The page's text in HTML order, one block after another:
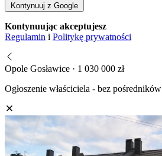
Kontynuuj z Google
Kontynuując akceptujesz
Regulamin i Politykę prywatności
Opole Gosławice · 1 030 000 zł
Ogłoszenie właściciela - bez pośredników